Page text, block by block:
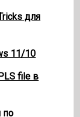
для
11/10
file в
по